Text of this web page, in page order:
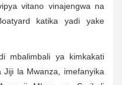
vitano vinajengwa na
katika yadi yake
mbalimbali ya kimkakati
Jiji la Mwanza, imefanyika